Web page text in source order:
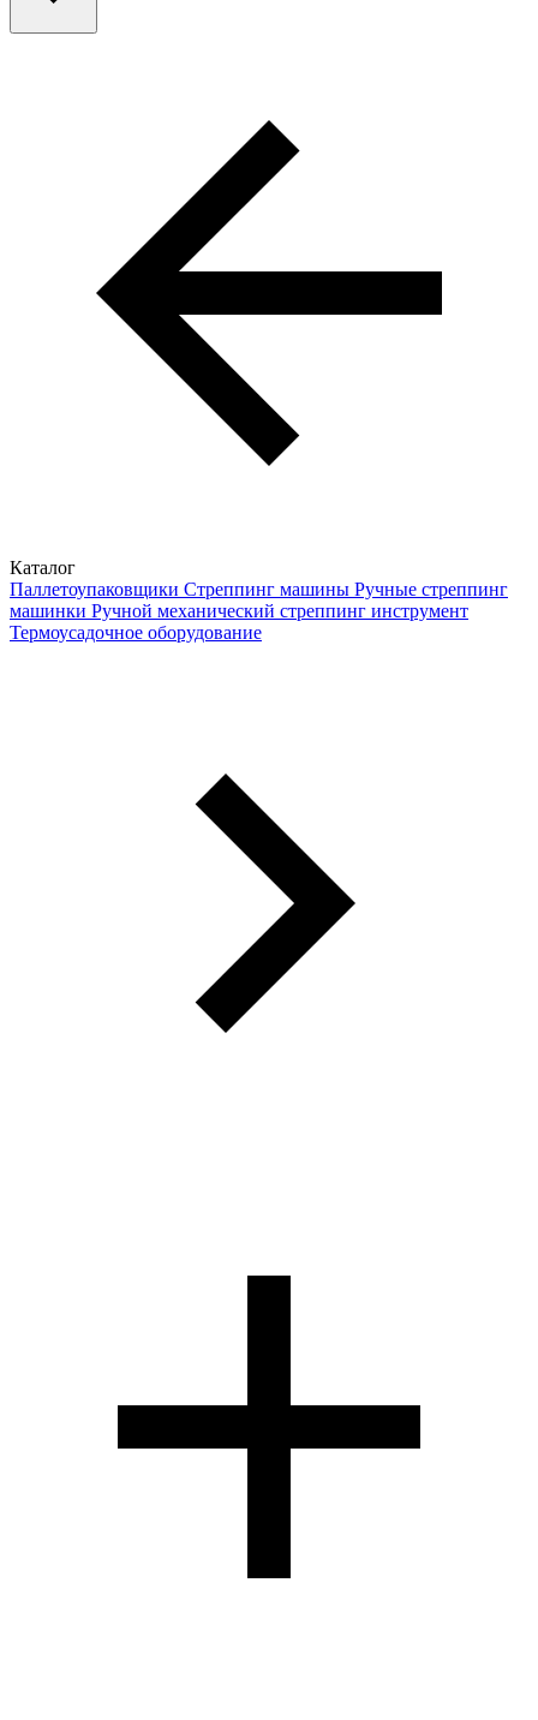
Каталог
Паллетоупаковщики Стреппинг машины Ручные стреппинг
машинки Ручной механический стреппинг инструмент
Термоусадочное оборудование